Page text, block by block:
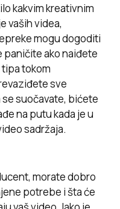
kakvim kreativnim
vaših videa,
mogu dogoditi
paničite ako naiđete
tokom
sve
se suočavate, bićete
na putu kada je u
sadržaja.
morate dobro
potrebe i šta će